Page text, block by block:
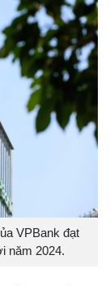
VPBank đạt
năm 2024.